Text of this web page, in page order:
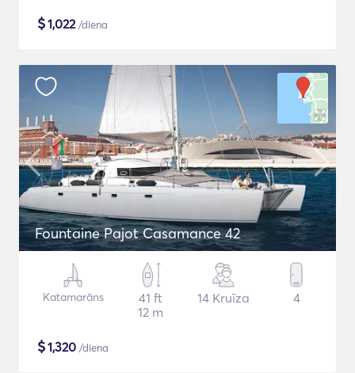
$1,022/diena
Fountaine Pajot Casamance 42
Katamarāns
41 ft
12 m
14 Kruīza 4
$1,320 /diena